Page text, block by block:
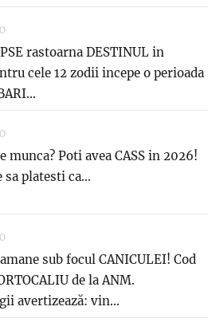
rastoarna DESTINUL in
cele 12 zodii incepe o perioada
munca? Poti avea CASS in 2026!
sa platesti ca...
sub focul CANICULEI! Cod
de la ANM.
avertizează: vin...